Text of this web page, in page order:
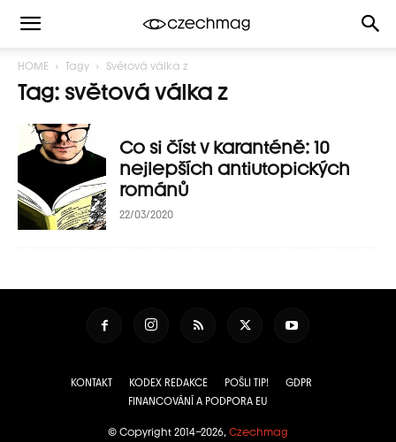
HOME Tagy Světová válka z
Tag: světová válka z
Co si číst v karanténě: 10
nejlepších antiutopických
románů
22/03/2020
KONTAKT KODEX REDAKCE POŠLI TIP!
GDPR
FINANCOVÁNÍ A PODPORA EU
© Copyright 2014–2026, Czechmag